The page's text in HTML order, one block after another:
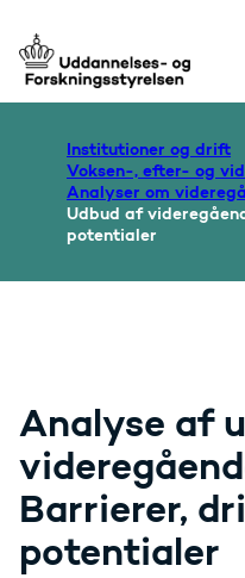
Gå til forsiden
Institutioner og drift
Udbud af
potentialer
Analyse af
Barrierer,
potentialer